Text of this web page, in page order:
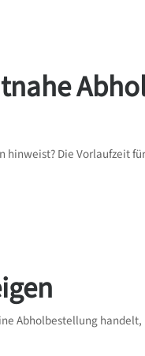
Die Vorlaufzeit
Abholbestellung